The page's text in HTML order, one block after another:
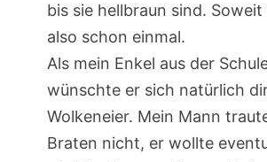
bis sie hellbraun sind.
also schon einmal.
Als mein Enkel aus der
wünschte er sich natürlich
Wolkeneier. Mein Mann
Braten nicht, er wollte